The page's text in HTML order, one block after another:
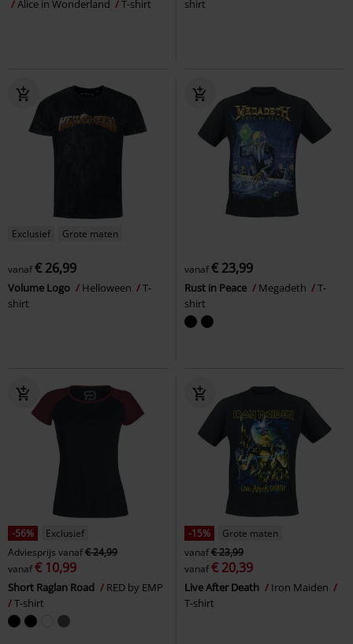
Alice in Wonderland T-shirt shirt
Exclusief Grote maten
vanaf€ 26,99
Volume Logo Helloween
T-
shirt
vanaf€ 23,99
Rust in Peace Megadeth
T-
shirt
-56%
Exclusief
Adviesprijs vanaf€ 24,99
vanaf€ 10,99
Short Raglan Road
RED by EMP
T-shirt
-15%
Grote maten
vanaf€ 23,99
vanaf€ 20,39
Live After Death
Iron Maiden
T-shirt